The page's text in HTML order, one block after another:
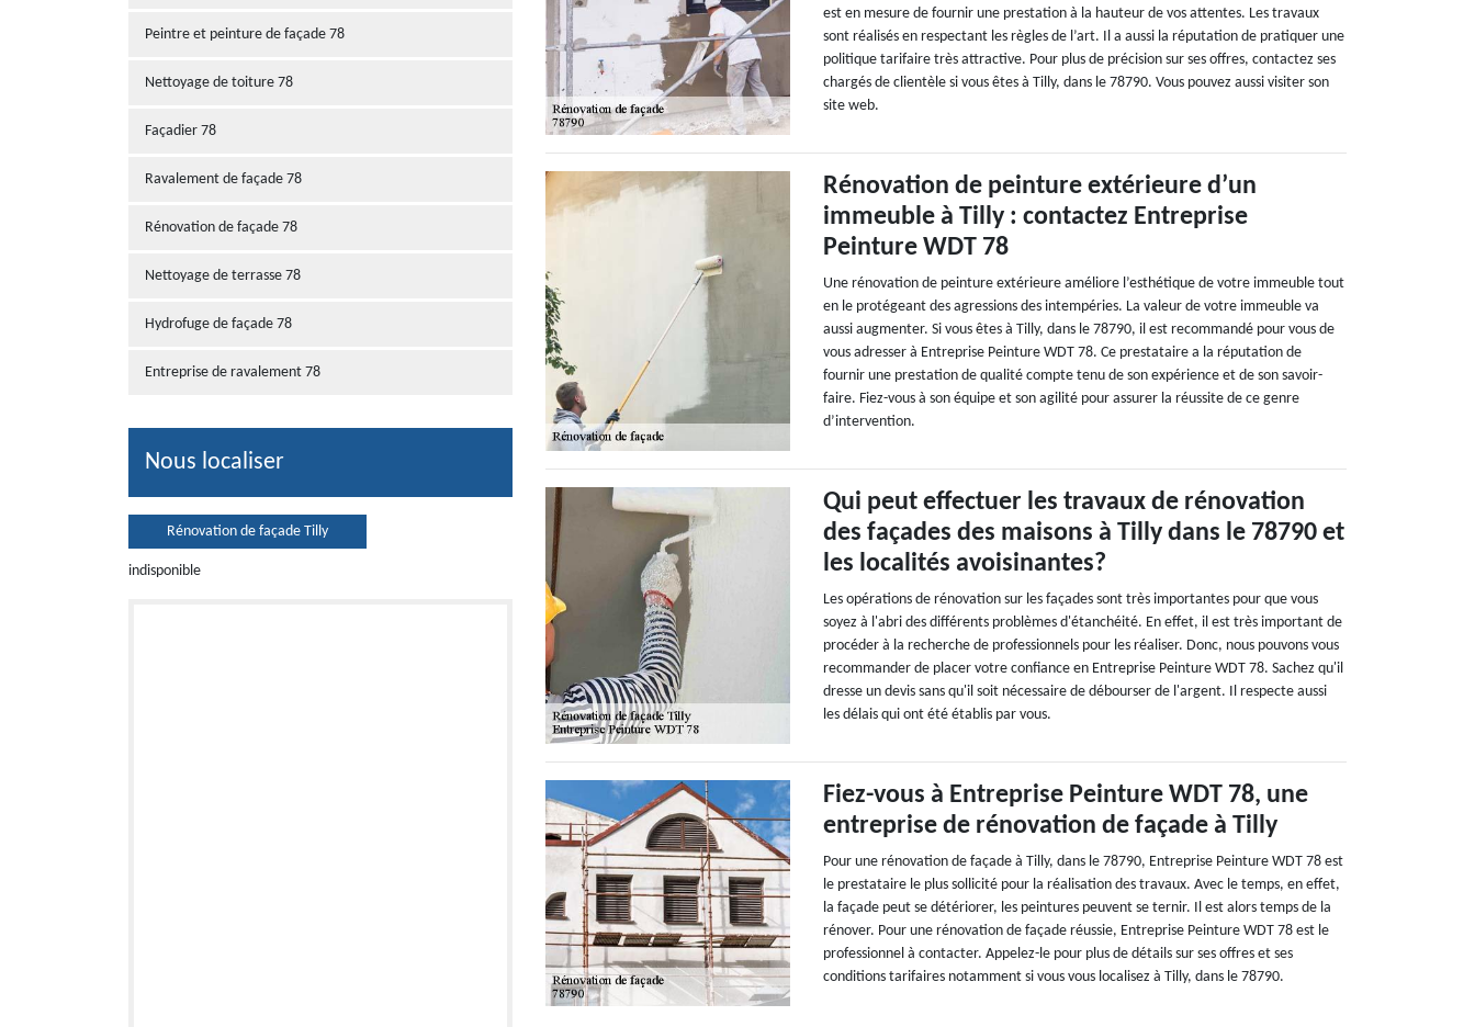
Peintre et peinture de façade 78
Nettoyage de toiture 78
Façadier 78
Ravalement de façade 78
Rénovation de façade 78
Nettoyage de terrasse 78
Hydrofuge de façade 78
Entreprise de ravalement 78
Nous localiser
Rénovation de façade Tilly
indisponible
est en mesure de fournir une prestation à la hauteur de vos attentes. Les travaux
sont réalisés en respectant les règles de l’art. Il a aussi la réputation de pratiquer une
politique tarifaire très attractive. Pour plus de précision sur ses offres, contactez ses
chargés de clientèle si vous êtes à Tilly, dans le 78790. Vous pouvez aussi visiter son
site web.
Rénovation de peinture extérieure d’un
immeuble à Tilly : contactez Entreprise
Peinture WDT 78
Une rénovation de peinture extérieure améliore l’esthétique de votre immeuble tout
en le protégeant des agressions des intempéries. La valeur de votre immeuble va
aussi augmenter. Si vous êtes à Tilly, dans le 78790, il est recommandé pour vous de
vous adresser à Entreprise Peinture WDT 78. Ce prestataire a la réputation de
fournir une prestation de qualité compte tenu de son expérience et de son savoir-
faire. Fiez-vous à son équipe et son agilité pour assurer la réussite de ce genre
d’intervention.
Qui peut effectuer les travaux de rénovation
des façades des maisons à Tilly dans le 78790 et
les localités avoisinantes?
Les opérations de rénovation sur les façades sont très importantes pour que vous
soyez à l'abri des différents problèmes d'étanchéité. En effet, il est très important de
procéder à la recherche de professionnels pour les réaliser. Donc, nous pouvons vous
recommander de placer votre confiance en Entreprise Peinture WDT 78. Sachez qu'il
dresse un devis sans qu'il soit nécessaire de débourser de l'argent. Il respecte aussi
les délais qui ont été établis par vous.
Fiez-vous à Entreprise Peinture WDT 78, une
entreprise de rénovation de façade à Tilly
Pour une rénovation de façade à Tilly, dans le 78790, Entreprise Peinture WDT 78 est
le prestataire le plus sollicité pour la réalisation des travaux. Avec le temps, en effet,
la façade peut se détériorer, les peintures peuvent se ternir. Il est alors temps de la
rénover. Pour une rénovation de façade réussie, Entreprise Peinture WDT 78 est le
professionnel à contacter. Appelez-le pour plus de détails sur ses offres et ses
conditions tarifaires notamment si vous vous localisez à Tilly, dans le 78790.